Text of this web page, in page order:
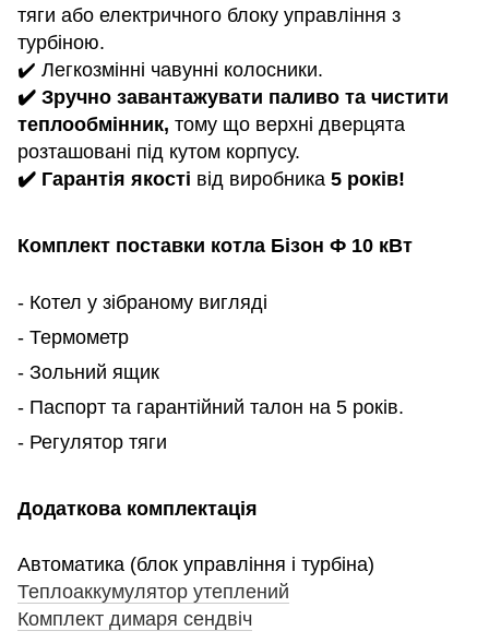
тяги або електричного блоку управління з
турбіною.
✔️ Легкозмінні чавунні колосники.
✔️ Зручно завантажувати паливо та чистити
теплообмінник, тому що верхні дверцята
розташовані під кутом корпусу.
✔️ Гарантія якості від виробника 5 років!
Комплект поставки котла Бізон Ф 10 кВт
- Котел у зібраному вигляді
- Термометр
- Зольний ящик
- Паспорт та гарантійний талон на 5 років.
- Регулятор тяги
Додаткова комплектація
Автоматика (блок управління і турбіна)
Теплоаккумулятор утеплений
Комплект димаря сендвіч